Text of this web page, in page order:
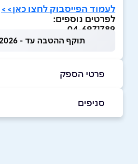
לעמוד הפייסבוק לחצו כאן>>
לפרטים נוספים:
04-6971789
תוקף ההטבה עד - 08.09.2026
פרטי הספק
סניפים